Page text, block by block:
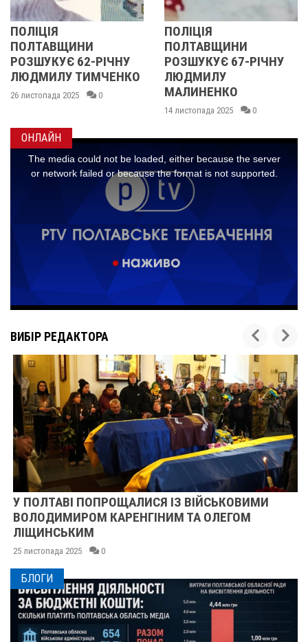
ПОЛІЦІЯ
ПОЛТАВЩИНИ
РОЗШУКУЄ 67-РІЧНУ
ЛЮДМИЛУ
МАЛИНЕНКО
У ПОЛТАВСЬКІЙ
ОБЛАСТІ
РОЗШУКУЮТЬ
РІЧНУ ЗОЮ
14 листопада 2025
ОНЛАЙН
ВИБІР РЕДАКТОРА
У ПОЛТАВІ ПОПРОЩАЛИСЯ ІЗ ВІЙСЬКОВИМИ
ВОЛОДИМИРОМ КАРЕНГІНИМ ТА ОЛЕГОМ
ЛІЩИНСЬКИМ
25 листопада 2025 0
БЛОГИ